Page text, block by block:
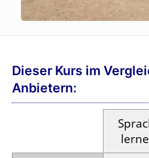
Dieser Kurs im
Anbietern: